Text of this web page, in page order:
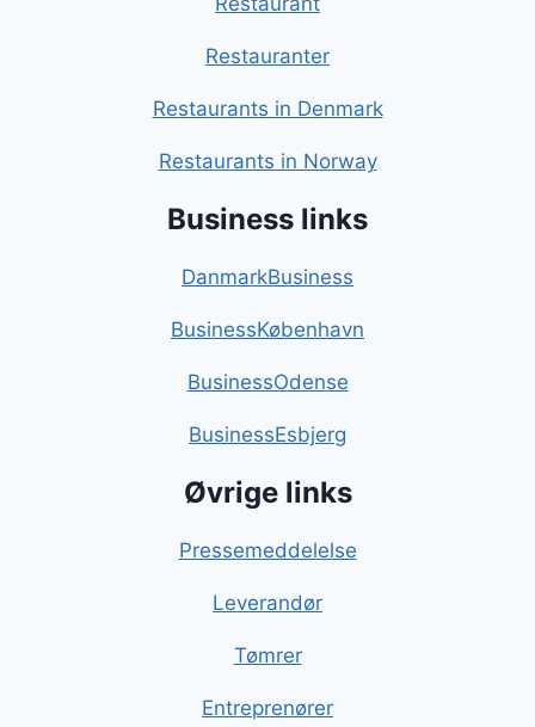
Restauranter
Restaurants in Denmark
Restaurants in Norway
Business links
DanmarkBusiness
BusinessKøbenhavn
BusinessOdense
BusinessEsbjerg
Øvrige links
Pressemeddelelse
Leverandør
Tømrer
Entreprenører